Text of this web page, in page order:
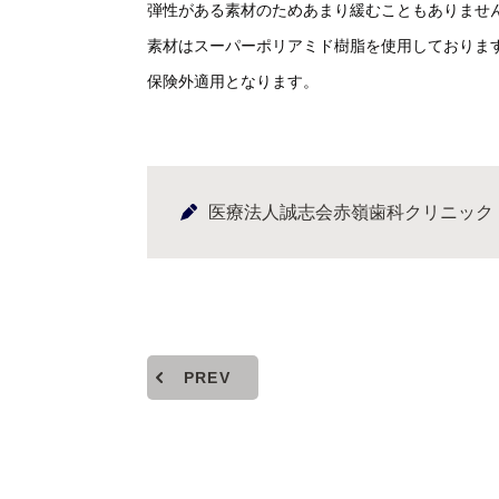
弾性がある素材のためあまり緩むこともありませ
素材はスーパーポリアミド樹脂を使用しておりま
保険外適用となります。
医療法人誠志会赤嶺歯科クリニック
PREV